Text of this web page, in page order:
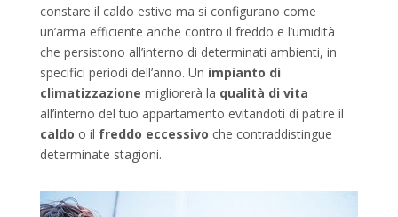
constare il caldo estivo ma si configurano come
un’arma efficiente anche contro il freddo e l’umidità
che persistono all’interno di determinati ambienti, in
specifici periodi dell’anno. Un impianto di
climatizzazione migliorerà la qualità di vita
all’interno del tuo appartamento evitandoti di patire il
caldo o il freddo eccessivo che contraddistingue
determinate stagioni.